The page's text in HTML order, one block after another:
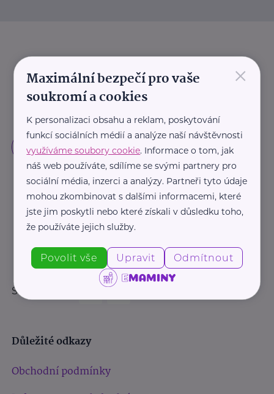
Sledujte nás:
Důležité odkazy
Obchodní podmínky
×
Maximální bezpečí pro vaše
soukromí a cookies
K personalizaci obsahu a reklam, poskytování
funkcí sociálních médií a analýze naší návštěvnosti
využíváme soubory cookie. Informace o tom, jak
náš web používáte, sdílíme se svými partnery pro
sociální média, inzerci a analýzy. Partneři tyto údaje
mohou zkombinovat s dalšími informacemi, které
jste jim poskytli nebo které získali v důsledku toho,
že používáte jejich služby.
Povolit vše Upravit Odmítnout